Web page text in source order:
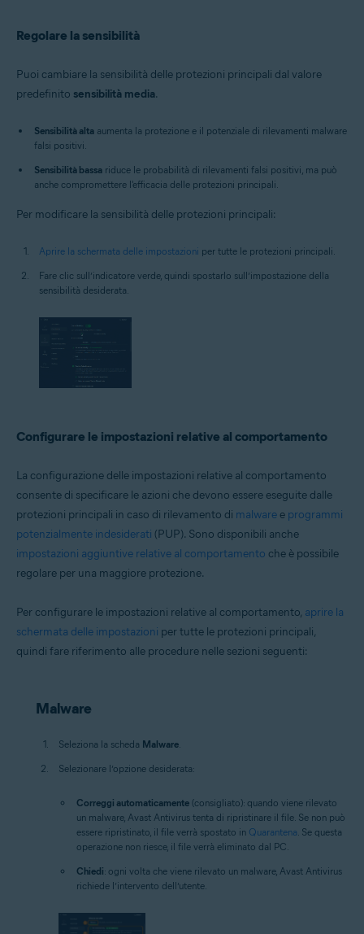
Regolare la sensibilità
Puoi cambiare la sensibilità delle protezioni principali dal valore
predefinito sensibilità media.
Sensibilità alta aumenta la protezione e il potenziale di rilevamenti malware
falsi positivi.
Sensibilità bassa riduce le probabilità di rilevamenti falsi positivi, ma può
anche compromettere l'efficacia delle protezioni principali.
Per modificare la sensibilità delle protezioni principali:
Aprire la schermata delle impostazioni per tutte le protezioni principali.
Fare clic sull’indicatore verde, quindi spostarlo sull’impostazione della
sensibilità desiderata.
Configurare le impostazioni relative al comportamento
La configurazione delle impostazioni relative al comportamento
consente di specificare le azioni che devono essere eseguite dalle
protezioni principali in caso di rilevamento di malware e programmi
potenzialmente indesiderati (PUP). Sono disponibili anche
impostazioni aggiuntive relative al comportamento che è possibile
regolare per una maggiore protezione.
Per configurare le impostazioni relative al comportamento, aprire la
schermata delle impostazioni per tutte le protezioni principali,
quindi fare riferimento alle procedure nelle sezioni seguenti:
Malware
Seleziona la scheda Malware.
Selezionare l’opzione desiderata:
Correggi automaticamente (consigliato): quando viene rilevato
un malware, Avast Antivirus tenta di ripristinare il file. Se non può
essere ripristinato, il file verrà spostato in Quarantena. Se questa
operazione non riesce, il file verrà eliminato dal PC.
Chiedi: ogni volta che viene rilevato un malware, Avast Antivirus
richiede l’intervento dell’utente.